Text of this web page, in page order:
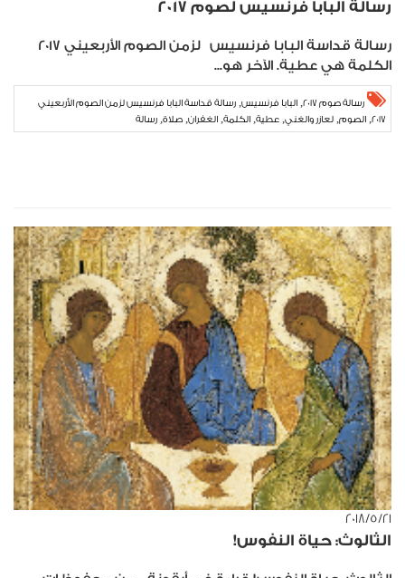
رسالة البابا فرنسيس لصوم 2017
الكلمة هي عطية. الآخر هو...
رسالة صوم 2017 , البابا فرنسيس, رسالة قداسة البابا فرنسيس لزمن الصوم الأربعيني
2017
, الصوم, لعازر والغني, عطية, الكلمة, الغفران, صلاة, رسالة
٢١‏/٥‏/٢٠١٨
الثالوث: حياة النفوس!